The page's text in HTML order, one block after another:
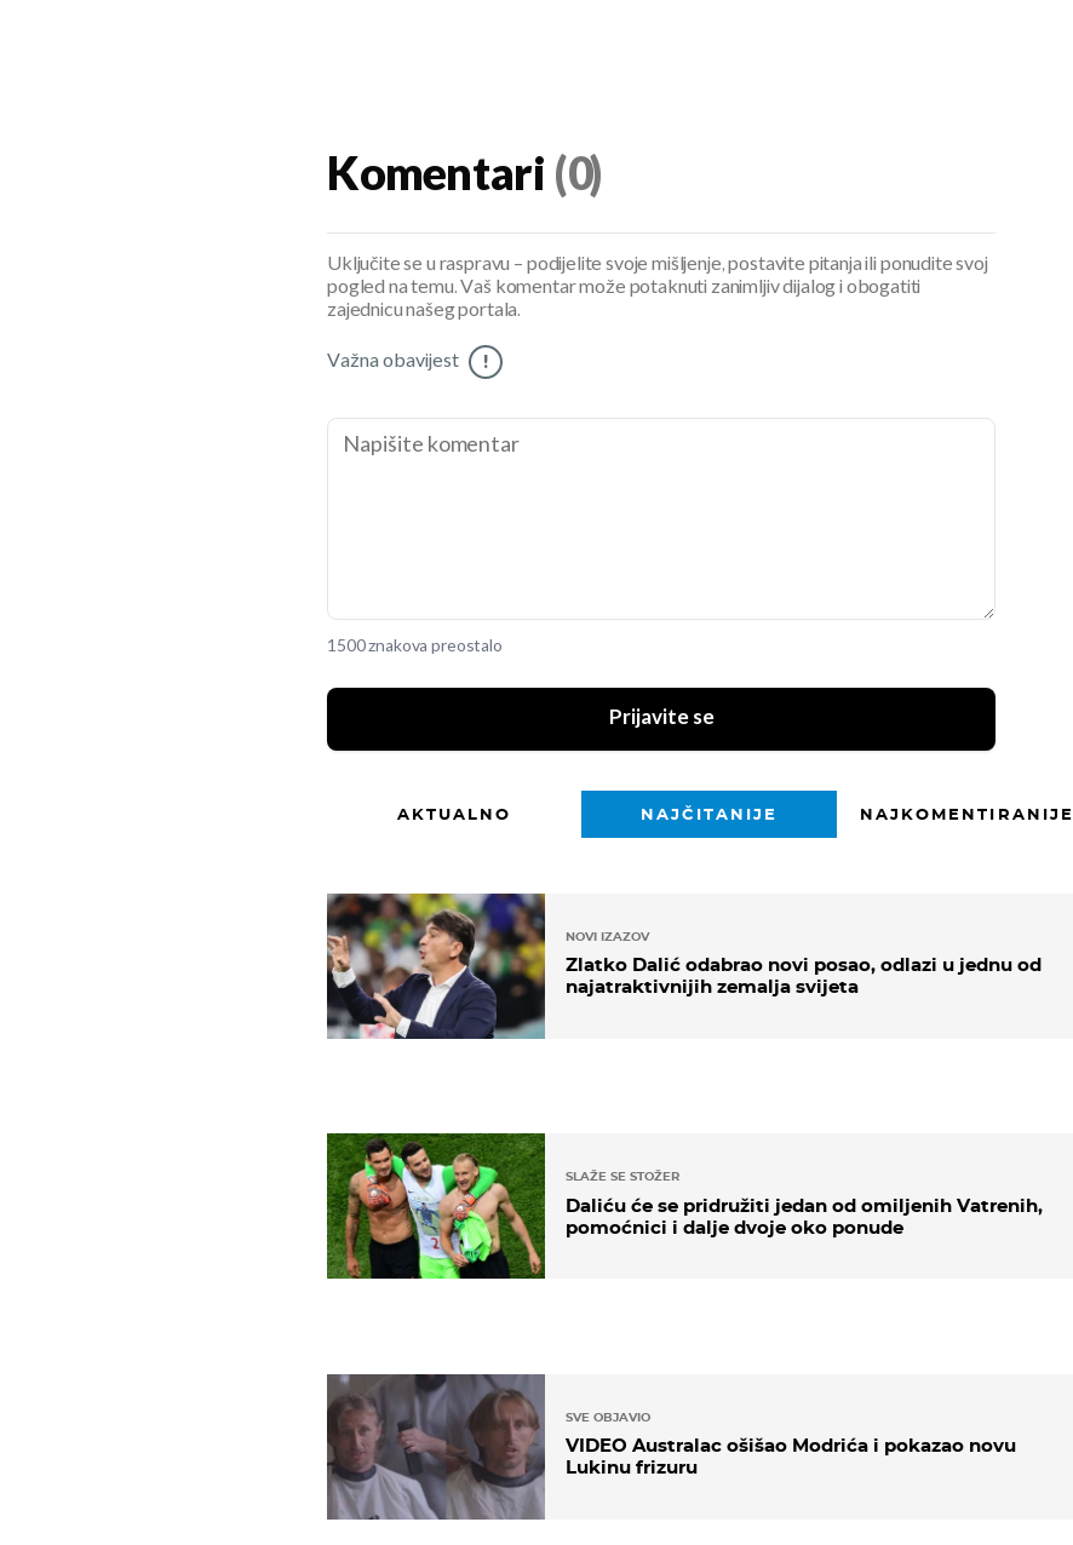
Komentari (0)
Uključite se u raspravu – podijelite svoje mišljenje, postavite pitanja ili ponudite svoj
pogled na temu. Vaš komentar može potaknuti zanimljiv dijalog i obogatiti
zajednicu našeg portala.
Važna obavijest !
1500 znakova preostalo
Prijavite se
AKTUALNO NAJČITANIJE NAJKOMENTIRANIJE
NOVI IZAZOV
Zlatko Dalić odabrao novi posao, odlazi u jednu od
najatraktivnijih zemalja svijeta
SLAŽE SE STOŽER
Daliću će se pridružiti jedan od omiljenih Vatrenih,
pomoćnici i dalje dvoje oko ponude
SVE OBJAVIO
VIDEO Australac ošišao Modrića i pokazao novu
Lukinu frizuru